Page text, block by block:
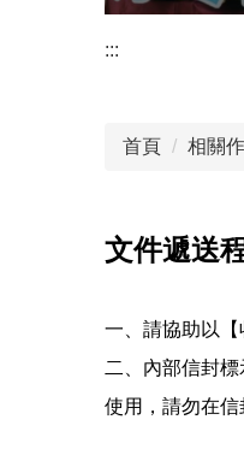
:::
首頁 相關
文件遞送
一、請協助以【
二、內部信封
使用，請勿在信